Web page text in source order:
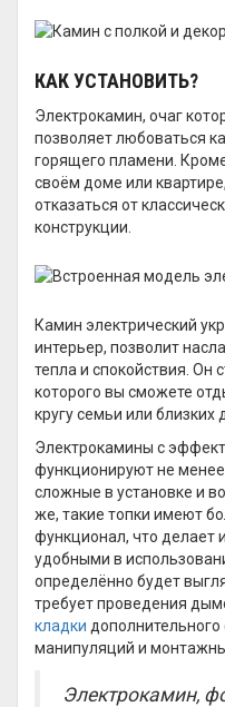
КАК УСТАНОВИТЬ?
Электрокамин, очаг
позволяет любоваться
горящего пламени.
своём доме или
отказаться от
конструкции.
Камин электрический
интерьер, позволит
тепла и спокойствия. Он
которого вы сможете
кругу семьи или близких
Электрокамины с
функционируют не
сложные в установке и
же, такие топки имеют
функционал, что делает
удобными в
определённо будет
требует проведения
кладки
манипуляций и
Электрокамин,